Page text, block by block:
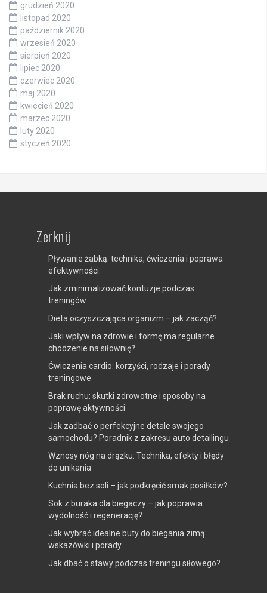
grudzień 2020
listopad 2020
październik 2020
wrzesień 2020
sierpień 2020
lipiec 2020
czerwiec 2020
maj 2020
kwiecień 2020
marzec 2020
luty 2020
styczeń 2020
Zerknij
Pływanie żabką: technika, ćwiczenia i poprawa
efektywności
Jak zminimalizować kontuzje podczas
treningów
Dieta oczyszczająca organizm – jak zacząć?
Jaki wpływ na zdrowie i formę ma regularne
chodzenie na siłownię?
Ćwiczenia cardio: korzyści, rodzaje i porady
treningowe
Brak ruchu: skutki zdrowotne i sposoby na
poprawę aktywności
Jak zadbać o perfekcyjne detale swojego
samochodu? Poradnik z zakresu auto detailingu
Wznosy nóg na drążku: Technika, efekty i błędy
do unikania
Kuchnia bez soli – jak podkręcić smak posiłków?
Sok z buraka dla biegaczy – jak poprawia
wydolność i regenerację?
Jak wybrać idealne buty do biegania zimą:
wskazówki i porady
Jak dbać o stawy podczas treningu siłowego?